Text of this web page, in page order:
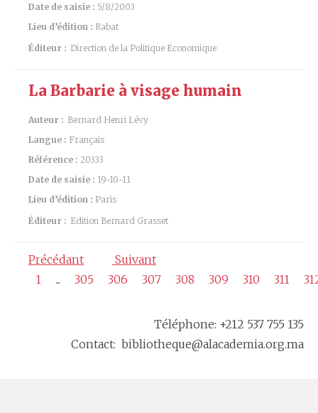
Date de saisie : 5/8/2003
Lieu d’édition : Rabat
Éditeur : Direction de la Politique Economique
La Barbarie à visage humain
Auteur : Bernard Henri Lévy
Langue : Français
Référence : 20333
Date de saisie : 19-10-11
Lieu d’édition : Paris
Éditeur : Edition Bernard Grasset
Précédant
Suivant
1
... 305 306 307 308 309 310 311
Téléphone: +212 537 755 135
Contact: bibliotheque@alacademia.org.ma